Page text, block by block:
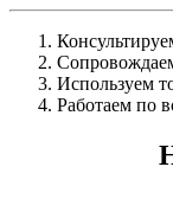
Используем
Работаем по